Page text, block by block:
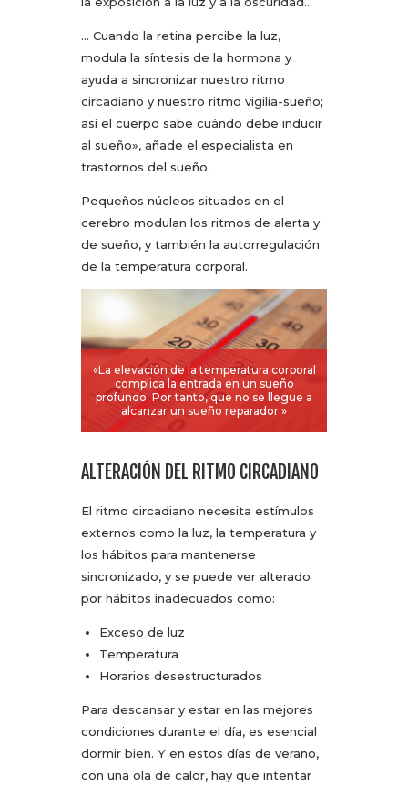
… Cuando la retina percibe la luz,
modula la síntesis de la hormona y
ayuda a sincronizar nuestro ritmo
circadiano y nuestro ritmo vigilia-sueño;
así el cuerpo sabe cuándo debe inducir
al sueño», añade el especialista en
trastornos del sueño.
Pequeños núcleos situados en el
cerebro modulan los ritmos de alerta y
de sueño, y también la autorregulación
de la temperatura corporal.
«La elevación de la temperatura corporal
complica la entrada en un sueño
profundo. Por tanto, que no se llegue a
alcanzar un sueño reparador.»
ALTERACIÓN DEL RITMO CIRCADIANO
El ritmo circadiano necesita estímulos
externos como la luz, la temperatura y
los hábitos para mantenerse
sincronizado, y se puede ver alterado
por hábitos inadecuados como:
Exceso de luz
Temperatura
Horarios desestructurados
Para descansar y estar en las mejores
condiciones durante el día, es esencial
dormir bien. Y en estos días de verano,
con una ola de calor, hay que intentar